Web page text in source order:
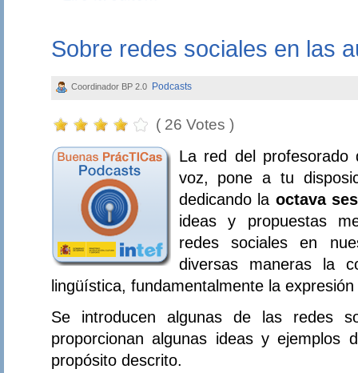
Sobre redes sociales en las
Coordinador BP 2.0 Podcasts
( 26 Votes )
La red del
voz, pone a tu
dedicando la octava
ideas y propuestas
redes sociales en
diversas maneras la
lingüística, fundamentalmente la
Se introducen algunas de las redes
proporcionan algunas ideas y
propósito descrito.